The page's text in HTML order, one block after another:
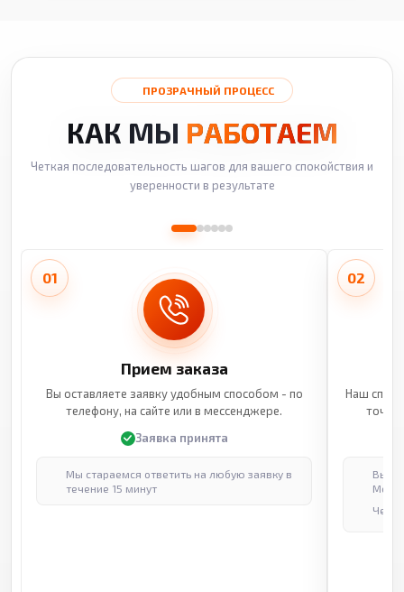
ПРОЗРАЧНЫЙ ПРОЦЕСС
КАК МЫ РАБОТАЕМ
Четкая последовательность шагов для вашего спокойствия и
уверенности в результате
01
Прием заказа
Вы оставляете заявку удобным способом - по
телефону, на сайте или в мессенджере.
Заявка принята
Мы стараемся ответить на любую заявку в
течение 15 минут
02
Наш